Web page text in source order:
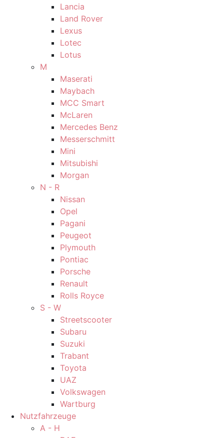
Lancia
Land Rover
Lexus
Lotec
Lotus
M
Maserati
Maybach
MCC Smart
McLaren
Mercedes Benz
Messerschmitt
Mini
Mitsubishi
Morgan
N - R
Nissan
Opel
Pagani
Peugeot
Plymouth
Pontiac
Porsche
Renault
Rolls Royce
S - W
Streetscooter
Subaru
Suzuki
Trabant
Toyota
UAZ
Volkswagen
Wartburg
Nutzfahrzeuge
A - H